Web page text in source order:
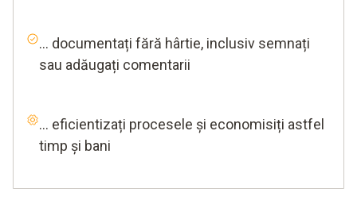
... documentați fără hârtie, inclusiv semnați
sau adăugați comentarii
... eficientizați procesele și economisiți astfel
timp și bani